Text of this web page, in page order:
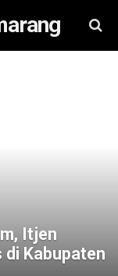
Itjen
di Kabupaten